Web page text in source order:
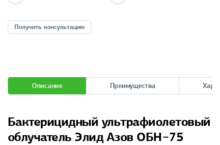
Получить консультацию
Описание Преимущества
Бактерицидный ультрафиолетовый
облучатель Элид Азов ОБН−75